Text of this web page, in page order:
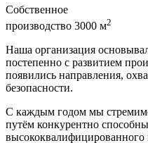
Собственное
производство 3000 м2
Наша организация
постепенно с развитием
появились направления,
безопасности.
С каждым годом мы
путём конкурентно
высококвалифицированного